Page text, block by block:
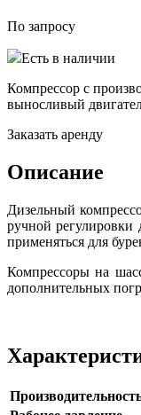
По запросу
Есть в наличии
Компрессор с
выносливый
Заказать аренду
Описание
Дизельный
ручной регулировки
применяться для
Компрессоры на
дополнительных